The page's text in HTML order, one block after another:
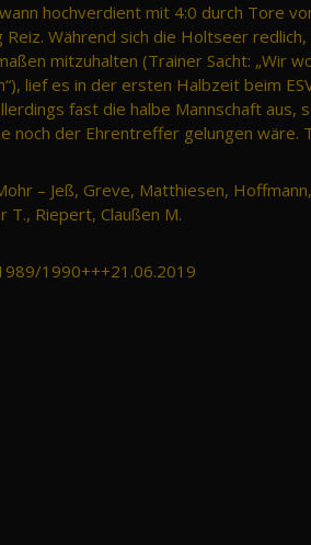
hochverdient mit 4:0 durch Tore
Während sich die Holtseer
mitzuhalten (Trainer Sacht: „Wir
lief es in der ersten Halbzeit beim
fast die halbe Mannschaft aus,
noch der Ehrentreffer gelungen
– Jeß, Greve, Matthiesen,
T., Riepert, Claußen M.
1990+++21.06.2019